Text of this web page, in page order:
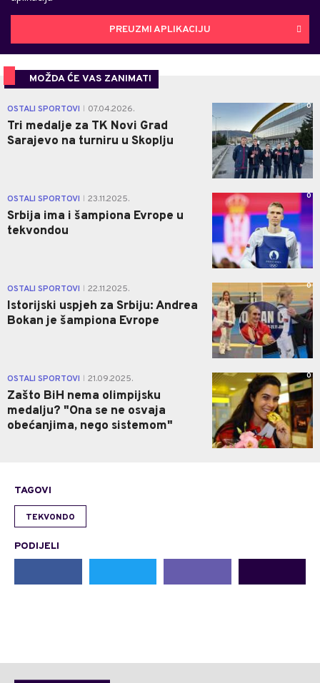
PREUZMI APLIKACIJU
MOŽDA ĆE VAS ZANIMATI
OSTALI SPORTOVI 07.04.2026.
Tri medalje za TK Novi Grad
Sarajevo na turniru u Skoplju
0
OSTALI SPORTOVI 23.11.2025.
Srbija ima i šampiona Evrope u
tekvondou
0
OSTALI SPORTOVI 22.11.2025.
Istorijski uspjeh za Srbiju: Andrea
Bokan je šampiona Evrope
0
OSTALI SPORTOVI 21.09.2025.
Zašto BiH nema olimpijsku
medalju? "Ona se ne osvaja
obećanjima, nego sistemom"
0
TAGOVI
TEKVONDO
PODIJELI